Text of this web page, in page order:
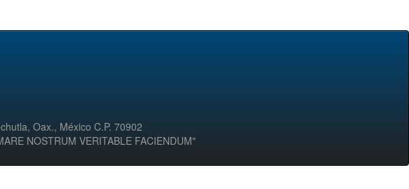
Oax., México C.P. 70902
NOSTRUM VERITABLE FACIENDUM"